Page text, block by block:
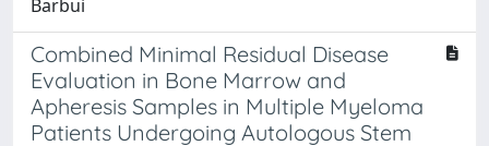
Barbui
Combined Minimal Residual Disease
Evaluation in Bone Marrow and
Apheresis Samples in Multiple Myeloma
Patients Undergoing Autologous Stem